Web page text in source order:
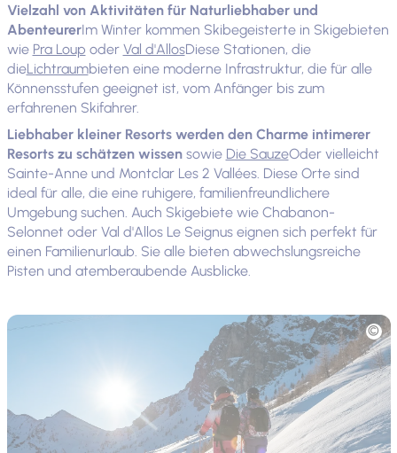
Vielzahl von Aktivitäten für Naturliebhaber und
AbenteurerIm Winter kommen Skibegeisterte in Skigebieten
wie Pra Loup oder Val d'AllosDiese Stationen, die
dieLichtraumbieten eine moderne Infrastruktur, die für alle
Könnensstufen geeignet ist, vom Anfänger bis zum
erfahrenen Skifahrer.
Liebhaber kleiner Resorts werden den Charme intimerer
Resorts zu schätzen wissensowie Die SauzeOder vielleicht
Sainte-Anne und Montclar Les 2 Vallées. Diese Orte sind
ideal für alle, die eine ruhigere, familienfreundlichere
Umgebung suchen. Auch Skigebiete wie Chabanon-
Selonnet oder Val d'Allos Le Seignus eignen sich perfekt für
einen Familienurlaub. Sie alle bieten abwechslungsreiche
Pisten und atemberaubende Ausblicke.
Foto